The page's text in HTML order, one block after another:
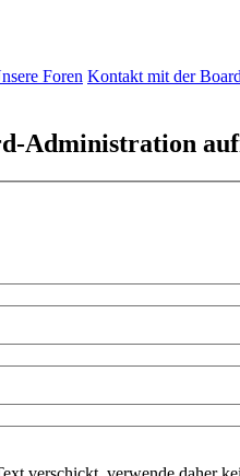
Foren Kontakt mit der
Administration